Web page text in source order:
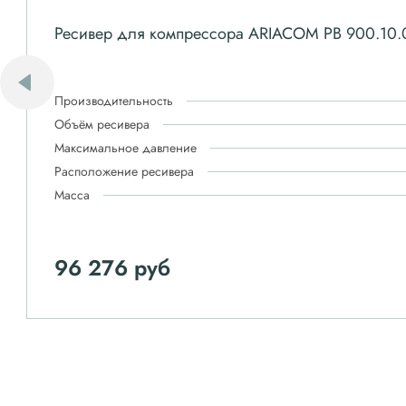
Ресивер для компрессора ARIACOM РВ
Производительность
Объём ресивера
Максимальное давление
Расположение ресивера
Масса
96 276 руб